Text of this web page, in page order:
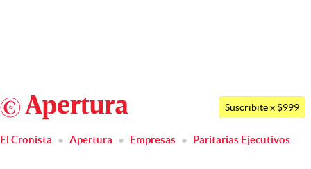
Argentina
México
Members
Economía y Política
Suscribite x $999
El Cronista Apertura Empresas Paritarias Ejecutivos